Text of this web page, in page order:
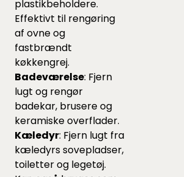
plastikbeholdere.
Effektivt til rengøring
af ovne og
fastbrændt
køkkengrej.
Badeværelse: Fjern
lugt og rengør
badekar, brusere og
keramiske overflader.
Kæledyr: Fjern lugt fra
kæledyrs sovepladser,
toiletter og legetøj.